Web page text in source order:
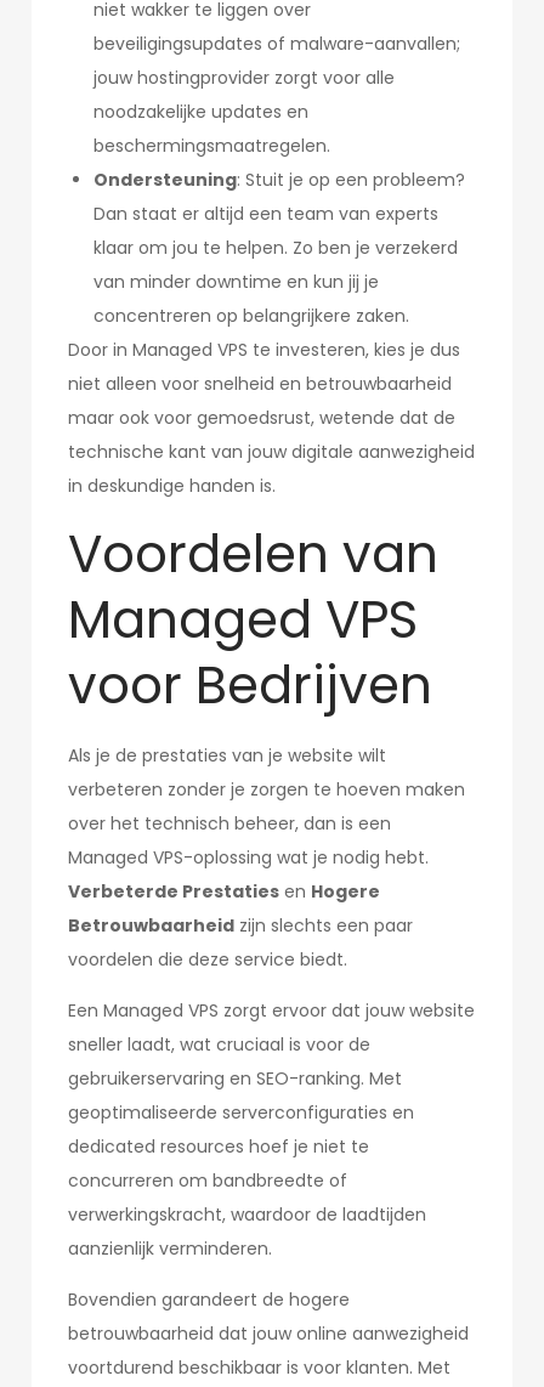
niet wakker te liggen over
beveiligingsupdates of malware-aanvallen;
jouw hostingprovider zorgt voor alle
noodzakelijke updates en
beschermingsmaatregelen.
Ondersteuning: Stuit je op een probleem?
Dan staat er altijd een team van experts
klaar om jou te helpen. Zo ben je verzekerd
van minder downtime en kun jij je
concentreren op belangrijkere zaken.
Door in Managed VPS te investeren, kies je dus
niet alleen voor snelheid en betrouwbaarheid
maar ook voor gemoedsrust, wetende dat de
technische kant van jouw digitale aanwezigheid
in deskundige handen is.
Voordelen van
Managed VPS
voor Bedrijven
Als je de prestaties van je website wilt
verbeteren zonder je zorgen te hoeven maken
over het technisch beheer, dan is een
Managed VPS-oplossing wat je nodig hebt.
Verbeterde Prestaties en Hogere
Betrouwbaarheid zijn slechts een paar
voordelen die deze service biedt.
Een Managed VPS zorgt ervoor dat jouw website
sneller laadt, wat cruciaal is voor de
gebruikerservaring en SEO-ranking. Met
geoptimaliseerde serverconfiguraties en
dedicated resources hoef je niet te
concurreren om bandbreedte of
verwerkingskracht, waardoor de laadtijden
aanzienlijk verminderen.
Bovendien garandeert de hogere
betrouwbaarheid dat jouw online aanwezigheid
voortdurend beschikbaar is voor klanten. Met